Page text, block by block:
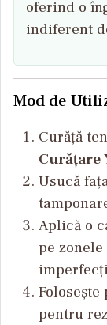
oferind o
indiferent
Mod de
Curăță
Curățare
Usucă
Aplică o
pe
pentru